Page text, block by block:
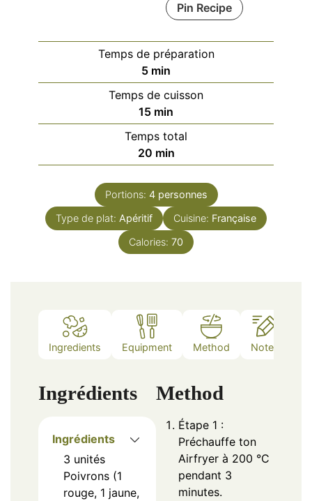
Pin Recipe
Temps de préparation
5minutes
min
Temps de cuisson
15minutes
min
Temps total
20minutes
min
Portions: 4 personnes
Type de plat: Apéritif Cuisine: Française
Calories: 70
Ingredients Equipment Method Notes
Ingrédients
Ingrédients
3 unités
Poivrons (1
rouge, 1 jaune,
Method
Étape 1 :
Préchauffe ton
Airfryer à 200 °C
pendant 3
minutes.